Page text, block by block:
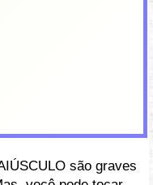
são graves